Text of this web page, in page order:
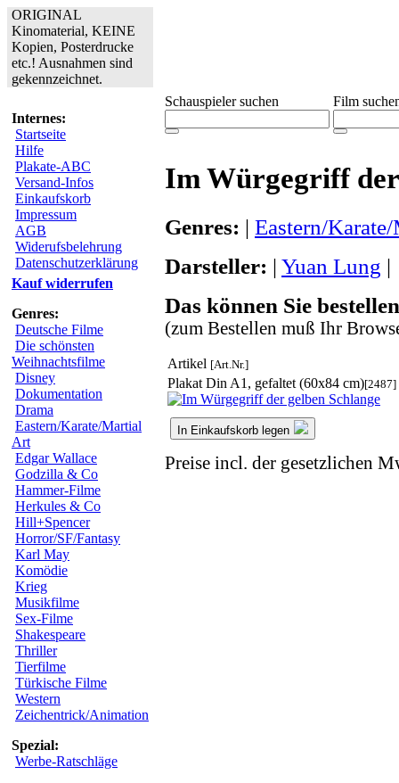
ORIGINAL
Kinomaterial, KEINE
Kopien, Posterdrucke
etc.! Ausnahmen sind
gekennzeichnet.
Internes:
Startseite
Hilfe
Plakate-ABC
Versand-Infos
Einkaufskorb
Impressum
AGB
Widerufsbelehrung
Datenschutzerklärung
Kauf widerrufen
Genres:
Deutsche Filme
Die schönsten
Weihnachtsfilme
Disney
Dokumentation
Drama
Eastern/Karate/Martial
Art
Edgar Wallace
Godzilla & Co
Hammer-Filme
Herkules & Co
Hill+Spencer
Horror/SF/Fantasy
Karl May
Komödie
Krieg
Musikfilme
Sex-Filme
Shakespeare
Thriller
Tierfilme
Türkische Filme
Western
Zeichentrick/Animation
Spezial:
Werbe-Ratschläge
Schauspieler suchen Film
Im Würgegriff der
Genres: | Eastern/
Darsteller: | Yuan Lung |
Das können Sie
(zum Bestellen muß Ihr
Artikel [Art.Nr.]
Plakat Din A1, gefaltet (60x84 cm)[2487]
In Einkaufskorb legen
Preise incl. der gesetzlichen